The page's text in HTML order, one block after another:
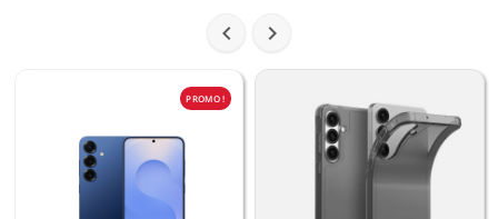
 
PROMO !